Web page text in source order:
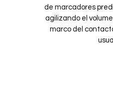
de marcadores
agilizando el
marco del